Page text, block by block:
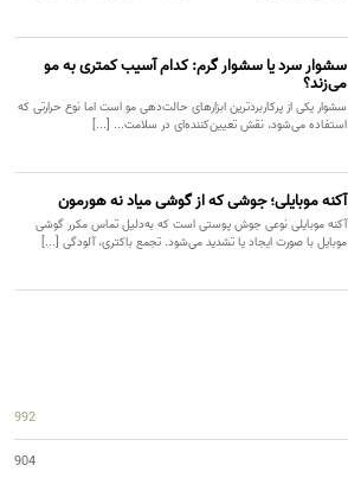
سشوار سرد یا سشوار گرم: کدام آسیب کمتری به مو
می‌زند؟
سشوار یکی از پرکاربردترین ابزارهای حالت‌دهی مو است اما نوع حرارتی که
استفاده می‌شود، نقش تعیین‌کننده‌ای در سلامت... [...]
آکنه موبایلی؛ جوشی که از گوشی میاد نه هورمون
آکنه موبایلی نوعی جوش پوستی است که به‌دلیل تماس مکرر گوشی
موبایل با صورت ایجاد یا تشدید می‌شود. تجمع باکتری، آلودگی [...]
992
904